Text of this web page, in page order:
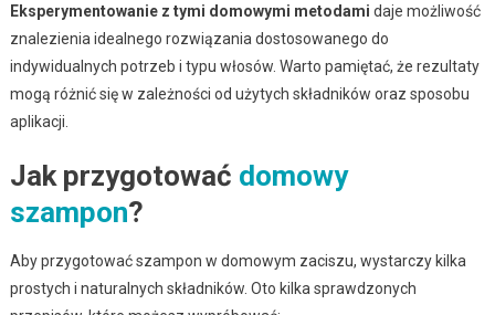
Eksperymentowanie z tymi domowymi metodami daje możliwość
znalezienia idealnego rozwiązania dostosowanego do
indywidualnych potrzeb i typu włosów. Warto pamiętać, że rezultaty
mogą różnić się w zależności od użytych składników oraz sposobu
aplikacji.
Jak przygotować domowy
szampon?
Aby przygotować szampon w domowym zaciszu, wystarczy kilka
prostych i naturalnych składników. Oto kilka sprawdzonych